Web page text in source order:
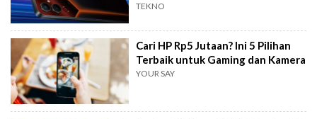
TEKNO
Cari HP Rp5 Jutaan? Ini 5 Pilihan
Terbaik untuk Gaming dan Kamera
YOUR SAY